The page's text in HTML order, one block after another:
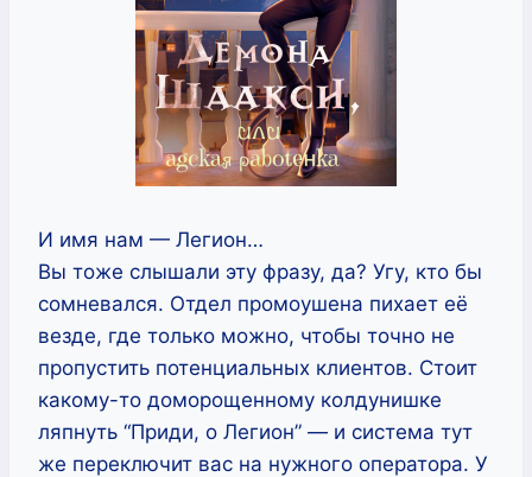
И имя нам — Легион…
Вы тоже слышали эту фразу, да? Угу, кто бы
сомневался. Отдел промоушена пихает её
везде, где только можно, чтобы точно не
пропустить потенциальных клиентов. Стоит
какому-то доморощенному колдунишке
ляпнуть “Приди, о Легион” — и система тут
же переключит вас на нужного оператора. У